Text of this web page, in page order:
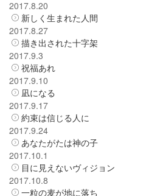
2017.8.20
新しく生まれた人間
2017.8.27
描き出された十字架
2017.9.3
祝福あれ
2017.9.10
凪になる
2017.9.17
約束は信じる人に
2017.9.24
あなたがたは神の子
2017.10.1
目に見えないヴィジョン
2017.10.8
一粒の麦が地に落ち